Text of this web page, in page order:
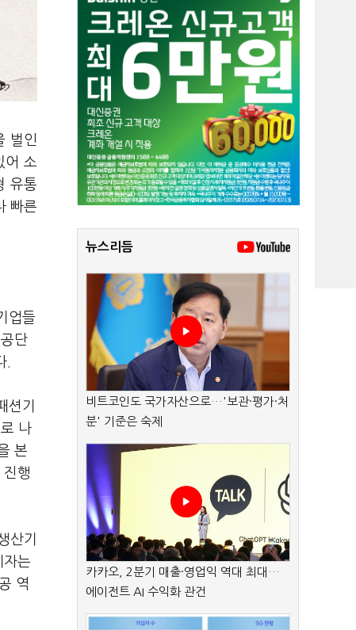
벌인
어 소
유통
빠른
업들
단
.
션기
나
본
행
산기
자는
역
뉴스리듬
비트코인도 국가자산으로…'보관·평가·처
분' 기준은 숙제
카카오, 2분기 매출·영업익 역대 최대…
에이전트 AI 수익화 관건